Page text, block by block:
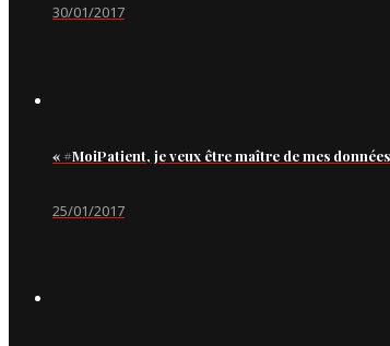
30/01/2017
« #MoiPatient, je veux être maître de mes
25/01/2017